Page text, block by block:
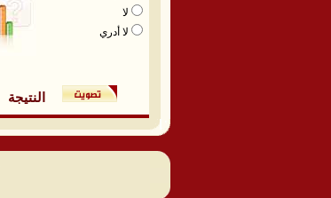
لا
لا أدري
النتيجة